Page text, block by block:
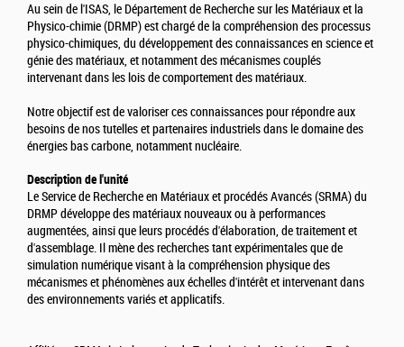
Au sein de l'ISAS, le Département de Recherche sur les Matériaux et la
Physico-chimie (DRMP) est chargé de la compréhension des processus
physico-chimiques, du développement des connaissances en science et
génie des matériaux, et notamment des mécanismes couplés
intervenant dans les lois de comportement des matériaux.
Notre objectif est de valoriser ces connaissances pour répondre aux
besoins de nos tutelles et partenaires industriels dans le domaine des
énergies bas carbone, notamment nucléaire.
Description de l'unité
Le Service de Recherche en Matériaux et procédés Avancés (SRMA) du
DRMP développe des matériaux nouveaux ou à performances
augmentées, ainsi que leurs procédés d'élaboration, de traitement et
d'assemblage. Il mène des recherches tant expérimentales que de
simulation numérique visant à la compréhension physique des
mécanismes et phénomènes aux échelles d'intérêt et intervenant dans
des environnements variés et applicatifs.